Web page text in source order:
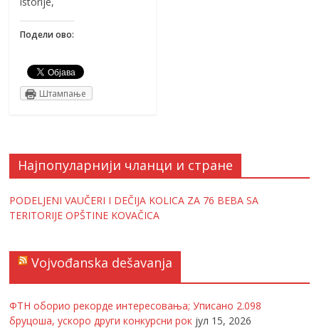
Подели ово:
Штампање
Најпопуларнији чланци и стране
PODELJENI VAUČERI I DEČIJA KOLICA ZA 76 BEBA SA
TERITORIJE OPŠTINE KOVAČICA
Vojvođanska dešavanja
ФТН оборио рекорде интересовања; Уписано 2.098
бруцоша, ускоро други конкурсни рок јул 15, 2026